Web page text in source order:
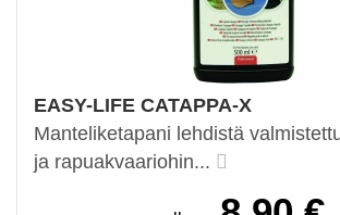
EASY-LIFE CATAPPA-X
Manteliketapani lehdistä
ja rapuakvaariohin...